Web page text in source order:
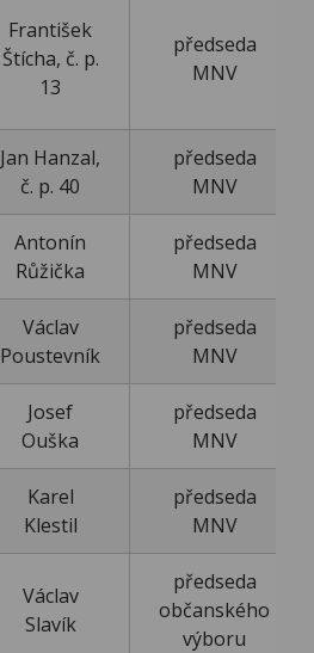
František
Štícha, č. p.
13
předseda
MNV
Jan Hanzal,
č. p. 40
předseda
MNV
Antonín
Růžička
předseda
MNV
Václav
Poustevník
předseda
MNV
Josef
Ouška
předseda
MNV
Karel
Klestil
předseda
MNV
Václav
Slavík
předseda
občanského
výboru